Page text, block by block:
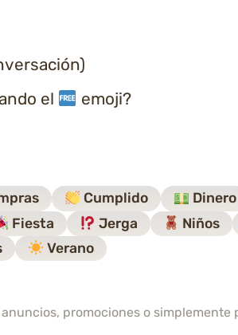
el
emoji?
Cumplido Dinero
Fiesta Jerga Niños
Verano
promociones o